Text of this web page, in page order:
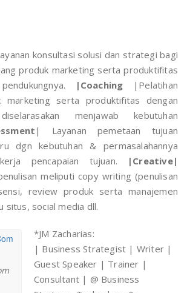
konsultasi solusi dan strategi bagi
produk marketing serta produktifitas
|Coaching |Pelatihan
marketing serta produktifitas dengan
menjawab kebutuhan
| Layanan pemetaan tujuan
dgn kebutuhan & permasalahannya
pencapaian tujuan.
|Creative|
meliputi copy writing (penulisan
review produk serta manajemen
situs, social media dll.
*JM Zacharias:
| Business Strategist | Writer |
Guest Speaker | Trainer |
Consultant | @ Business